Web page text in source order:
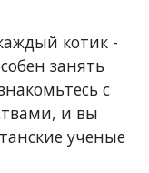
котик -
занять
с
и вы
ученые